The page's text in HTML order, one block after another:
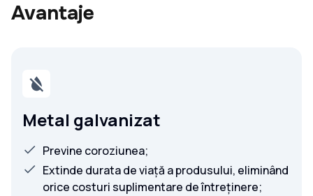
Avantaje
Metal galvanizat
Previne coroziunea;
Extinde durata de viață a produsului, eliminând
orice costuri suplimentare de întreținere;